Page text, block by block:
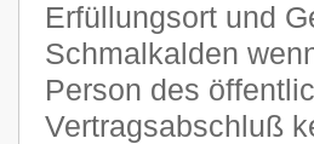
Erfüllungsort und
Schmalkalden
Person des
Vertragsabschluß